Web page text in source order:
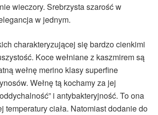
wieczory. Srebrzysta szarość w
w jednym.
charakteryzującej się bardzo cienkimi
Koce wełniane z kaszmirem są
wełnę merino klasy superfine
Wełnę tą kochamy za jej
i antybakteryjność. To ona
ciała. Natomiast dodanie do